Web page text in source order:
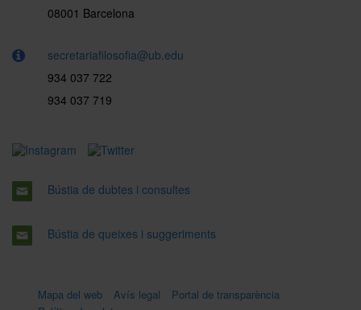
08001 Barcelona
secretariafilosofia@ub.edu
934 037 722
934 037 719
Bústia de dubtes i consultes
Bústia de queixes i suggeriments
Mapa del web Avís legal
Portal de transparència